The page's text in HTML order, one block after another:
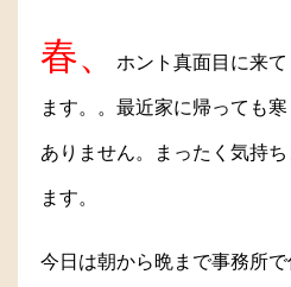
春、 ホント真面目に来
ます。。最近家に帰っても
ありません。まったく気持
ます。
今日は朝から晩まで事務所